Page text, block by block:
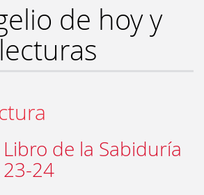
de hoy y
lecturas
de la Sabiduría
23-24